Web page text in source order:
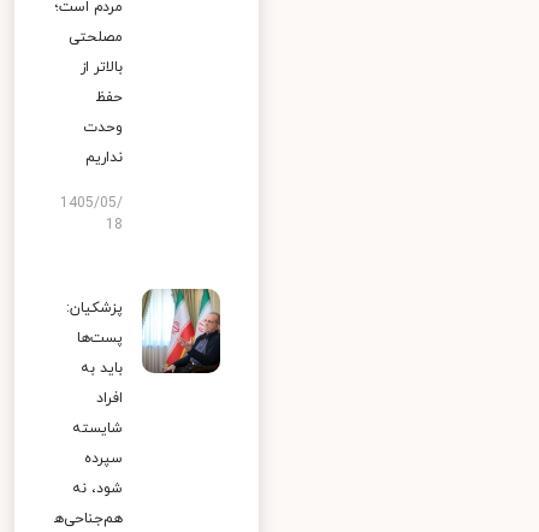
مردم است؛
مصلحتی
بالاتر از
حفظ
وحدت
نداریم
1405/05/
18
پزشکیان:
پست‌ها
باید به
افراد
شایسته
سپرده
شود، نه
هم‌جناحی‌ه